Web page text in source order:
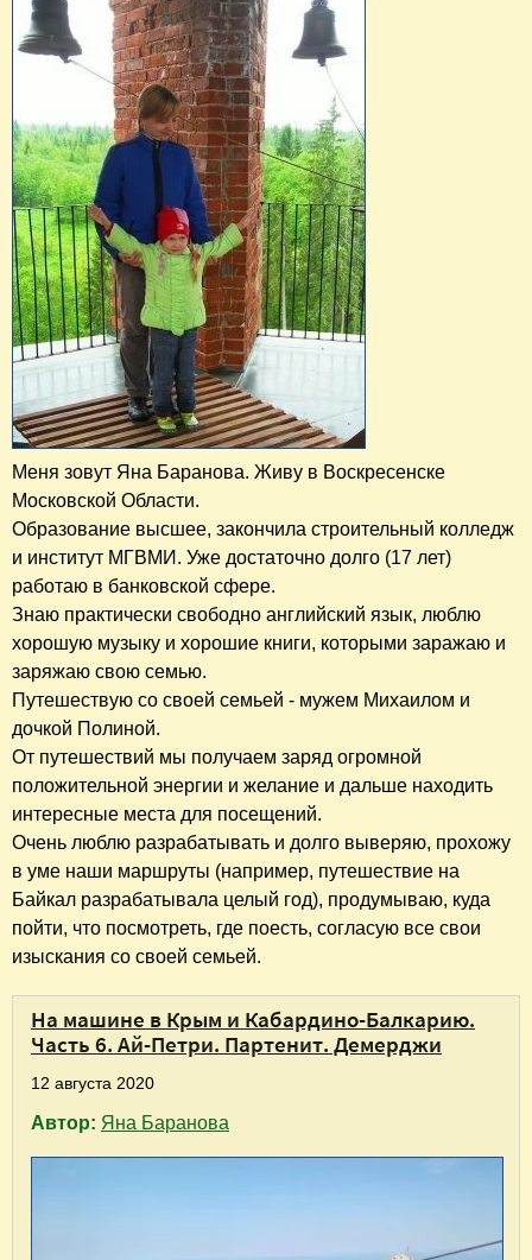
Меня зовут Яна Баранова. Живу в Воскресенске
Московской Области.
Образование высшее, закончила строительный колледж
и институт МГВМИ. Уже достаточно долго (17 лет)
работаю в банковской сфере.
Знаю практически свободно английский язык, люблю
хорошую музыку и хорошие книги, которыми заражаю и
заряжаю свою семью.
Путешествую со своей семьей - мужем Михаилом и
дочкой Полиной.
От путешествий мы получаем заряд огромной
положительной энергии и желание и дальше находить
интересные места для посещений.
Очень люблю разрабатывать и долго выверяю, прохожу
в уме наши маршруты (например, путешествие на
Байкал разрабатывала целый год), продумываю, куда
пойти, что посмотреть, где поесть, согласую все свои
изыскания со своей семьей.
На машине в Крым и Кабардино-Балкарию.
Часть 6. Ай-Петри. Партенит. Демерджи
12 августа 2020
Автор: Яна Баранова